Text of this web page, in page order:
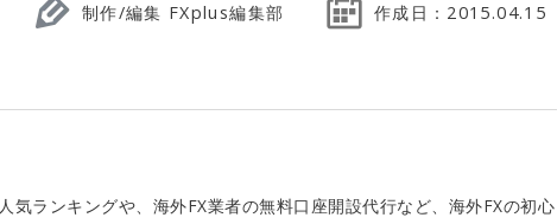
制作/編集 FXplus編集部 作成日： 2015.04.15
気ランキングや、海外FX業者の無料口座開設代行など、海外FXの初心